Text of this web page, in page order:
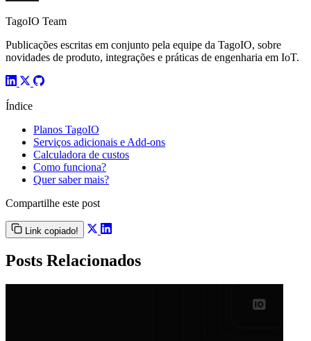
TagoIO Team
Publicações escritas em conjunto pela equipe da TagoIO, sobre
novidades de produto, integrações e práticas de engenharia em IoT.
Índice
Planos TagoIO
Serviços adicionais e Add-ons
Calculadora de custos
Como funciona?
Quer saber mais?
Compartilhe este post
Link copiado!
Posts Relacionados